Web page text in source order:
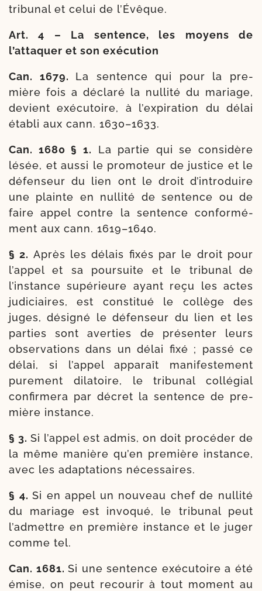
tri­bu­nal et celui de l’Évêque.
Art. 4 – La sen­tence, les moyens de
l’attaquer et son exécution
Can. 1679. La sen­tence qui pour la pre­
mière fois a décla­ré la nul­li­té du mariage,
devient exé­cu­toire, à l’expiration du délai
éta­bli aux cann. 1630–1633.
Can. 1680 § 1. La par­tie qui se consi­dère
lésée, et aus­si le pro­mo­teur de jus­tice et le
défen­seur du lien ont le droit d’in­tro­duire
une plainte en nul­li­té de sen­tence ou de
faire appel contre la sen­tence confor­mé­
ment aux cann. 1619–1640.
§ 2. Après les délais fixés par le droit pour
l’ap­pel et sa pour­suite et le tri­bu­nal de
l’instance supé­rieure ayant reçu les actes
judi­ciaires, est consti­tué le col­lège des
juges, dési­gné le défen­seur du lien et les
par­ties sont aver­ties de pré­sen­ter leurs
obser­va­tions dans un délai fixé ; pas­sé ce
délai, si l’ap­pel appa­raît mani­fes­te­ment
pure­ment dila­toire, le tri­bu­nal col­lé­gial
confir­me­ra par décret la sen­tence de pre­
mière instance.
§ 3. Si l’ap­pel est admis, on doit pro­cé­der de
la même manière qu’en pre­mière ins­tance,
avec les adap­ta­tions nécessaires.
§ 4.Si en appel un nou­veau chef de nul­li­té
du mariage est invo­qué, le tri­bu­nal peut
l’ad­mettre en pre­mière ins­tance et le juger
comme tel.
Can. 1681.Si une sen­tence exé­cu­toire a été
émise, on peut recou­rir à tout moment au